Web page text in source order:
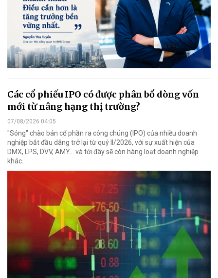
Các cổ phiếu IPO có được phân bổ dòng vốn
mới từ nâng hạng thị trường?
07/08/2026 04:05
"Sóng" chào bán cổ phần ra công chúng (IPO) của nhiều doanh
nghiệp bắt đầu dâng trở lại từ quý II/2026, với sự xuất hiện của
DMX, LPS, DVV, AMY... và tới đây sẽ còn hàng loạt doanh nghiệp
khác.